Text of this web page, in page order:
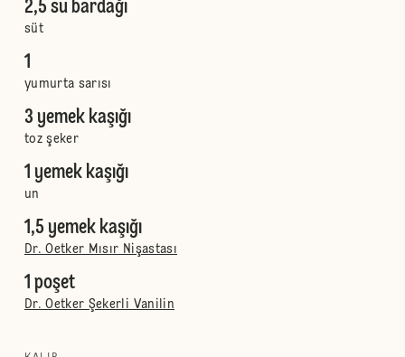
2,5 su bardağı
süt
1
yumurta sarısı
3 yemek kaşığı
toz şeker
1 yemek kaşığı
un
1,5 yemek kaşığı
Dr. Oetker Mısır Nişastası
1 poşet
Dr. Oetker Şekerli Vanilin